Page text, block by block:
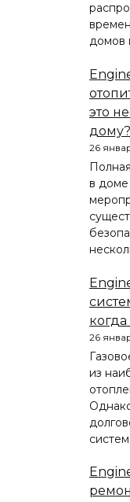
домов
это
дому?
26
в доме
26
из